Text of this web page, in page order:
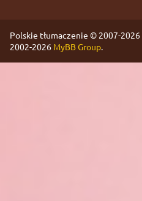
Polskie tłumaczenie © 2007-2026
2002-2026 MyBB Group.